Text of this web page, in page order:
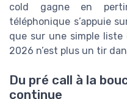
cold gagne en
téléphonique s’appuie
que sur une simple liste
2026 n’est plus un tir
Du pré call à la
continue